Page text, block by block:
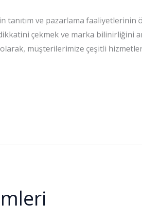
ve pazarlama faaliyetlerinin
çekmek ve marka bilinirliğini
müşterilerimize çeşitli hizmetler